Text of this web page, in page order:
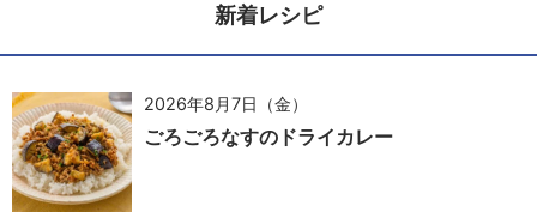
新着レシピ
2026年8月7日（金）
ごろごろなすのドライカレー